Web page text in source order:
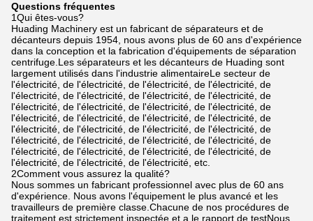
Questions fréquentes
1Qui êtes-vous?
Huading Machinery est un fabricant de séparateurs et de
décanteurs depuis 1954, nous avons plus de 60 ans d'expérience
dans la conception et la fabrication d'équipements de séparation
centrifuge.Les séparateurs et les décanteurs de Huading sont
largement utilisés dans l'industrie alimentaireLe secteur de
l'électricité, de l'électricité, de l'électricité, de l'électricité, de
l'électricité, de l'électricité, de l'électricité, de l'électricité, de
l'électricité, de l'électricité, de l'électricité, de l'électricité, de
l'électricité, de l'électricité, de l'électricité, de l'électricité, de
l'électricité, de l'électricité, de l'électricité, de l'électricité, de
l'électricité, de l'électricité, de l'électricité, de l'électricité, de
l'électricité, de l'électricité, de l'électricité, de l'électricité, de
l'électricité, de l'électricité, de l'électricité, etc.
2Comment vous assurez la qualité?
Nous sommes un fabricant professionnel avec plus de 60 ans
d'expérience. Nous avons l'équipement le plus avancé et les
travailleurs de première classe.Chacune de nos procédures de
traitement est strictement inspectée et a le rapport de testNous